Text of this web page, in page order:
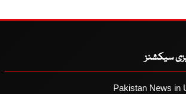
سیکشنز
Pakistan News in